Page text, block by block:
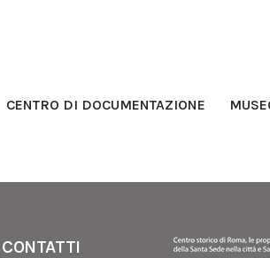
CENTRO DI DOCUMENTAZIONE
CONTATTI